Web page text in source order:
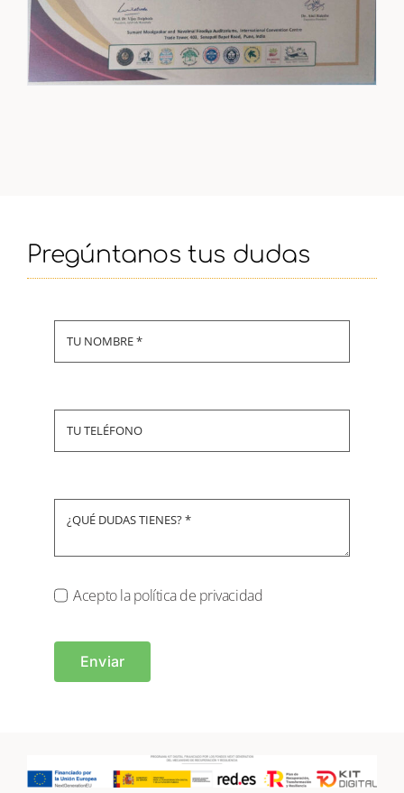
Acepto la política de privacidad